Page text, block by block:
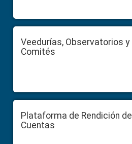
Veedurías, Observatorios y
Comités
Plataforma de Rendición de
Cuentas